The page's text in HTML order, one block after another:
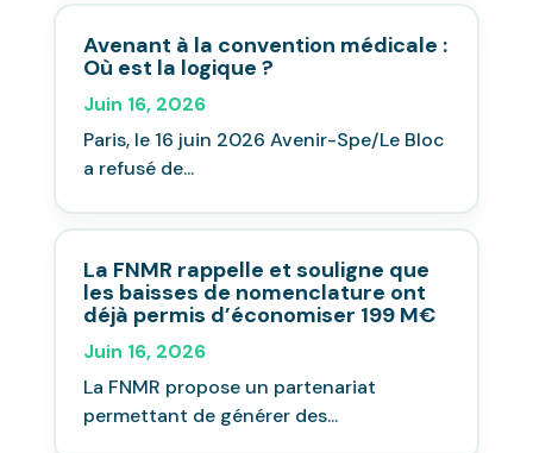
Avenant à la convention médicale :
Où est la logique ?
Juin 16, 2026
Paris, le 16 juin 2026 Avenir-Spe/Le Bloc
a refusé de...
La FNMR rappelle et souligne que
les baisses de nomenclature ont
déjà permis d’économiser 199 M€
Juin 16, 2026
La FNMR propose un partenariat
permettant de générer des...